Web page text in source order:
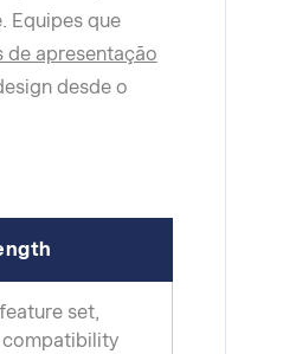
Equipes que
de apresentação
desde o
set,
compatibility